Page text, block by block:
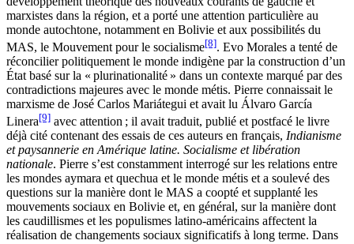
marxistes dans la région, et a porté une attention particulière au
monde autochtone, notamment en Bolivie et aux possibilités du
MAS, le Mouvement pour le socialisme[8]. Evo Morales a tenté de
réconcilier politiquement le monde indigène par la construction d’un
État basé sur la « plurinationalité » dans un contexte marqué par des
contradictions majeures avec le monde métis. Pierre connaissait le
marxisme de José Carlos Mariátegui et avait lu Álvaro García
Linera[9] avec attention ; il avait traduit, publié et postfacé le livre
déjà cité contenant des essais de ces auteurs en français, Indianisme
et paysannerie en Amérique latine. Socialisme et libération
nationale. Pierre s’est constamment interrogé sur les relations entre
les mondes aymara et quechua et le monde métis et a soulevé des
questions sur la manière dont le MAS a coopté et supplanté les
mouvements sociaux en Bolivie et, en général, sur la manière dont
les caudillismes et les populismes latino-américains affectent la
réalisation de changements sociaux significatifs à long terme. Dans